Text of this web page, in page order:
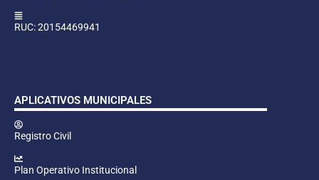
RUC: 20154469941
APLICATIVOS MUNICIPALES
Registro Civil
Plan Operativo Institucional